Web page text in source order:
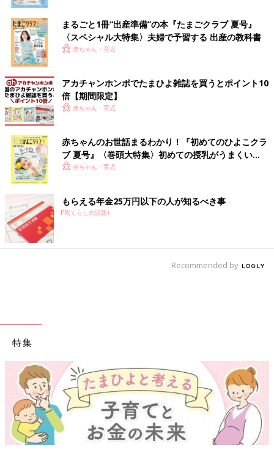
Ａ ビタミンＢ1が豊富な豚肉や大豆製品がおすすめ
赤ちゃんにも夏バテのような症状が見られることがあります。食
欲が落ちているときにとりたい栄養素は、ビタミン。中でも炭水
化物をエネルギーに変えるのに必要なビタミンＢ1を豊富に含
む、豚肉や大豆製品がおすすめです。納豆は、消化を促す成分が
含まれ、カルシウムも豊富。ぜひ取り入れてみてください。
ゃダメ！
赤ちゃんと一緒に車でお出かけを計画している
ママ・パパも多いのでは？涼しくなってきたか
らといって「赤ちゃんを車内にちょっと置いて
ちょっとの間違った判断が、悲しい結末になっ
てしまうこともあるのです。
季節の変わり目の体調管理は、基本的には赤ちゃんも大人と同じ
でOKのよう。涼しくなったからと油断せず、赤ちゃんもママも
規則正しい生活を心がけましょう。（取材・文／前田ユリ、ひよ
こクラブ編集部）
参考／「ひよこクラブ」２０１７年９月号「赤ちゃん３９人のす
アプリ「まいにちのたまひよ」
まるごと1冊“出産準備”の本『たまごクラブ 夏号』
〈スペシャル大特集〉夫婦で予習する 出産の教科書
赤ちゃん・育児
アカチャンホンポでたまひよ雑誌を買うとポイント10
倍【期間限定】
赤ちゃん・育児
赤ちゃんのお世話まるわかり！『初めてのひよこクラ
ブ 夏号』〈巻頭大特集〉初めての授乳がうまくい
く！ おっぱい・ミルクの基本と夏のトラブル 解決テ
赤ちゃん・育児
もらえる年金25万円以下の人が知るべき事
PR(くらしの話題)
Recommended by
特集